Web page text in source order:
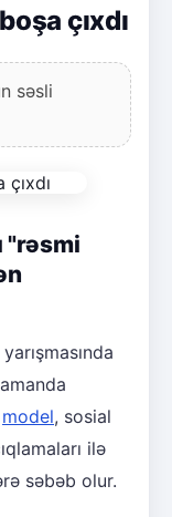
çıxdı
səsli
"rəsmi
model, sosial
ilə
səbəb olur.